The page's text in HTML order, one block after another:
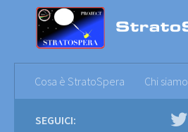
Sotto il contenuto
Cosa è StratoSpera Chi siamo
SEGUICI: